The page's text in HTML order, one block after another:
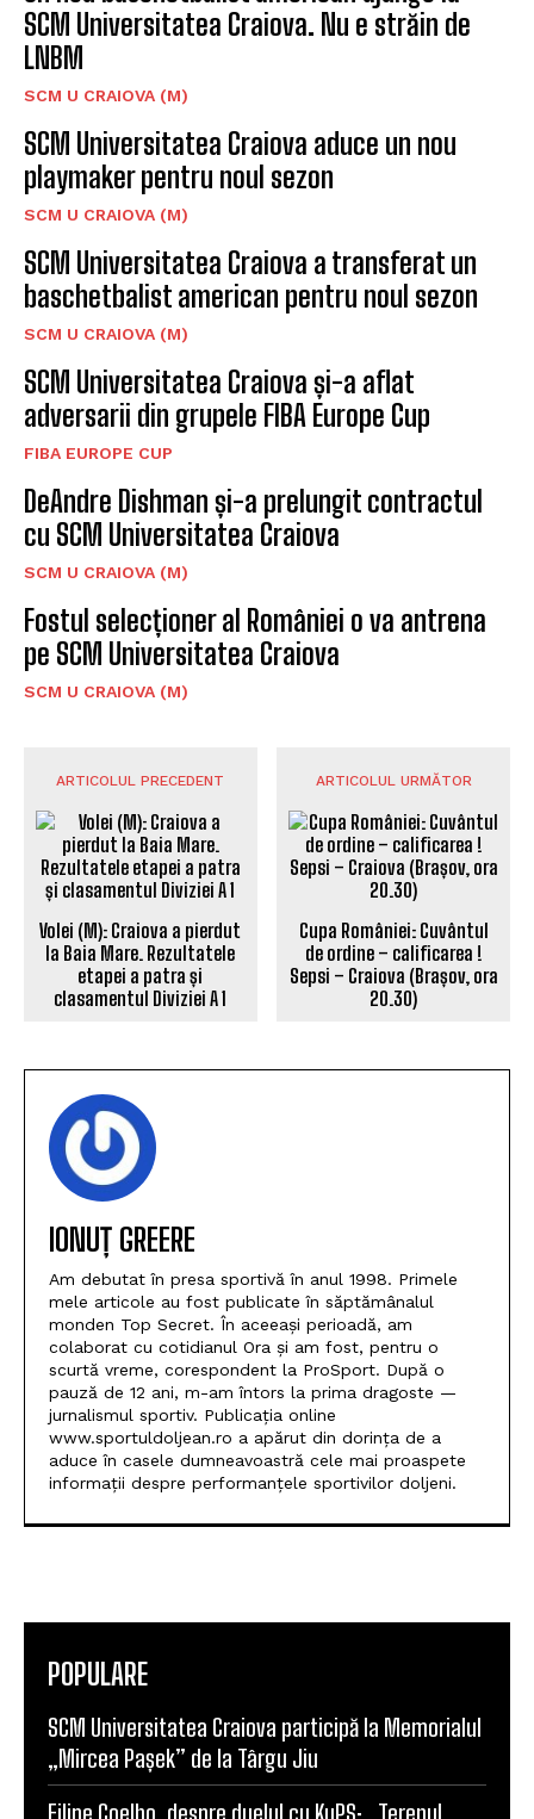
SCM Universitatea Craiova. Nu e străin de
LNBM
SCM U CRAIOVA (M)
SCM Universitatea Craiova aduce un nou
playmaker pentru noul sezon
SCM U CRAIOVA (M)
SCM Universitatea Craiova a transferat un
baschetbalist american pentru noul sezon
SCM U CRAIOVA (M)
SCM Universitatea Craiova și-a aflat
adversarii din grupele FIBA Europe Cup
FIBA EUROPE CUP
DeAndre Dishman și-a prelungit contractul
cu SCM Universitatea Craiova
SCM U CRAIOVA (M)
Fostul selecționer al României o va antrena
pe SCM Universitatea Craiova
SCM U CRAIOVA (M)
ARTICOLUL PRECEDENT
Volei (M): Craiova a pierdut
la Baia Mare. Rezultatele
etapei a patra și
clasamentul Diviziei A 1
ARTICOLUL URMĂTOR
Cupa României: Cuvântul
de ordine – calificarea !
Sepsi – Craiova (Brașov, ora
20.30)
IONUȚ GREERE
Am debutat în presa sportivă în anul 1998. Primele
mele articole au fost publicate în săptămânalul
monden Top Secret. În aceeași perioadă, am
colaborat cu cotidianul Ora și am fost, pentru o
scurtă vreme, corespondent la ProSport. După o
pauză de 12 ani, m-am întors la prima dragoste —
jurnalismul sportiv. Publicația online
www.sportuldoljean.ro a apărut din dorința de a
aduce în casele dumneavoastră cele mai proaspete
informații despre performanțele sportivilor doljeni.
POPULARE
SCM Universitatea Craiova participă la Memorialul
„Mircea Pașek” de la Târgu Jiu